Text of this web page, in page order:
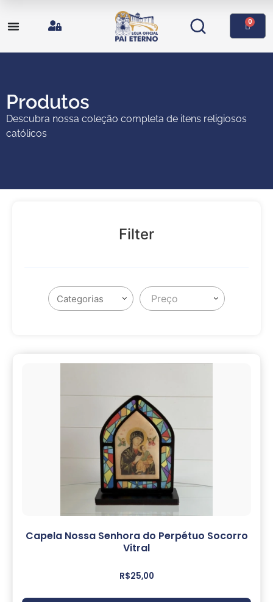
0
Produtos
Descubra nossa coleção completa de itens religiosos
católicos
Filter
Preço
Capela Nossa Senhora do Perpétuo Socorro
Vitral
R$25,00